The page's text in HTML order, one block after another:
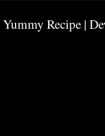
Yummy Recipe |